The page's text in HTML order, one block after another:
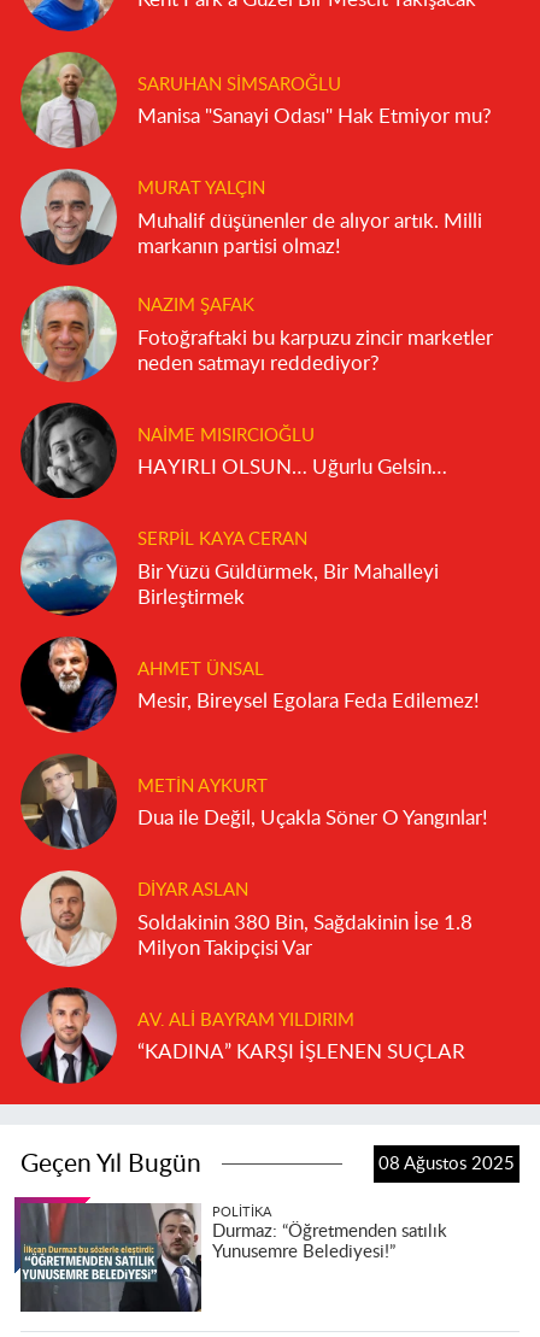
SARUHAN SIMSAROĞLU
Manisa "Sanayi Odası" Hak Etmiyor mu?
MURAT YALÇIN
Muhalif düşünenler de alıyor artık. Milli
markanın partisi olmaz!
NAZIM ŞAFAK
Fotoğraftaki bu karpuzu zincir marketler
neden satmayı reddediyor?
NAIME MISIRCIOĞLU
HAYIRLI OLSUN… Uğurlu Gelsin…
SERPIL KAYA CERAN
Bir Yüzü Güldürmek, Bir Mahalleyi
Birleştirmek
AHMET ÜNSAL
Mesir, Bireysel Egolara Feda Edilemez!
METIN AYKURT
Dua ile Değil, Uçakla Söner O Yangınlar!
DIYAR ASLAN
Soldakinin 380 Bin, Sağdakinin İse 1.8
Milyon Takipçisi Var
AV. ALI BAYRAM YILDIRIM
“KADINA” KARŞI İŞLENEN SUÇLAR
Geçen Yıl Bugün 08 Ağustos 2025
POLITIKA
Durmaz: “Öğretmenden satılık
Yunusemre Belediyesi!”